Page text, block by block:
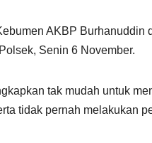
AKBP Burhanuddin
Senin 6 November.
tak mudah untuk
tidak pernah melakukan